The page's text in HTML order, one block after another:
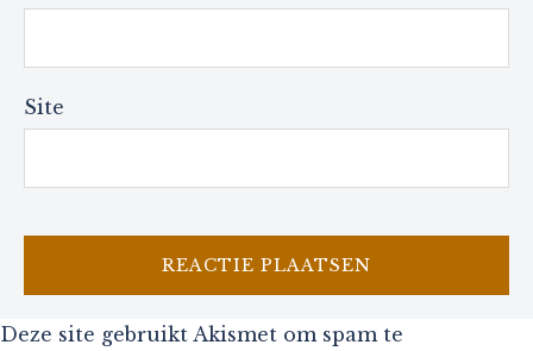
Site
Deze site gebruikt Akismet om spam te